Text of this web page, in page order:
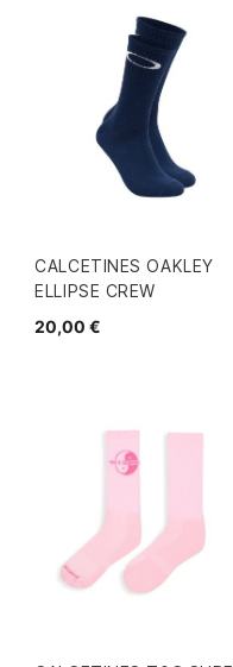
CALCETINES OAKLEY
ELLIPSE CREW
20,00 €